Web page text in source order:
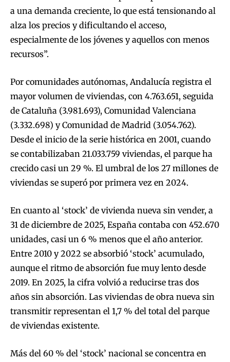
a una demanda creciente, lo que está tensionando al
alza los precios y dificultando el acceso,
especialmente de los jóvenes y aquellos con menos
recursos”.
Por comunidades autónomas, Andalucía registra el
mayor volumen de viviendas, con 4.763.651, seguida
de Cataluña (3.981.693), Comunidad Valenciana
(3.332.698) y Comunidad de Madrid (3.054.762).
Desde el inicio de la serie histórica en 2001, cuando
se contabilizaban 21.033.759 viviendas, el parque ha
crecido casi un 29 %. El umbral de los 27 millones de
viviendas se superó por primera vez en 2024.
En cuanto al ‘stock’ de vivienda nueva sin vender, a
31 de diciembre de 2025, España contaba con 452.670
unidades, casi un 6 % menos que el año anterior.
Entre 2010 y 2022 se absorbió ‘stock’ acumulado,
aunque el ritmo de absorción fue muy lento desde
2019. En 2025, la cifra volvió a reducirse tras dos
años sin absorción. Las viviendas de obra nueva sin
transmitir representan el 1,7 % del total del parque
de viviendas existente.
Más del 60 % del ‘stock’ nacional se concentra en